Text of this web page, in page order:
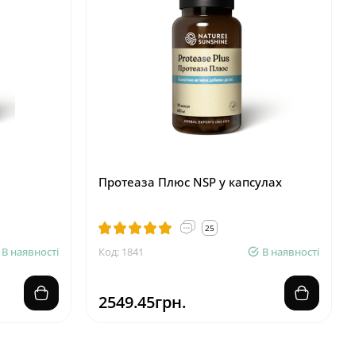
В наявності
Протеаза Плюс NSP у капсулах
25
Код: 1841 В наявності
2549.45грн.